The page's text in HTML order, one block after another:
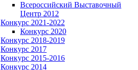
Всероссийский Выставочный
Центр 2012
Конкурс 2021-2022
Конкурс 2020
Конкурс 2018-2019
Конкурс 2017
Конкурс 2015-2016
Конкурс 2014